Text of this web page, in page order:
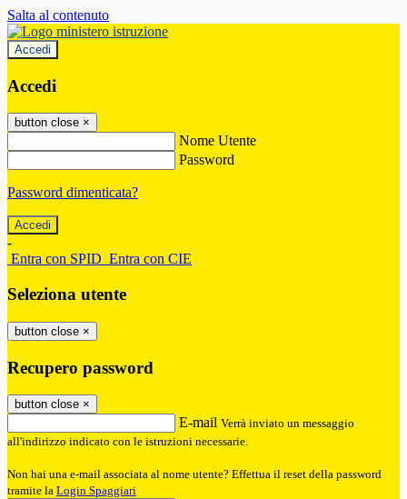
Salta al contenuto
Accedi
Accedi
button close ×
Nome Utente
Password
Password dimenticata?
-
Entra con SPID Entra con CIE
Seleziona utente
button close ×
Recupero password
button close ×
E-mail Verrà inviato un messaggio
all'indirizzo indicato con le istruzioni necessarie.
Non hai una e-mail associata al nome utente? Effettua il reset della password
tramite la Login Spaggiari